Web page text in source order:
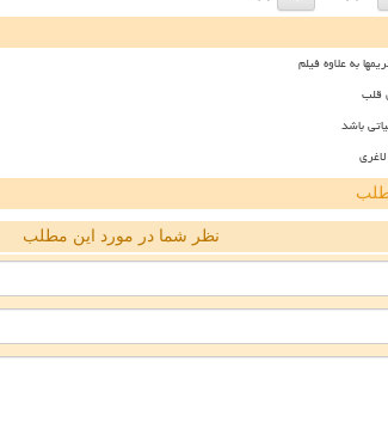
به علاوه فیلم
قلب
باشد
نظر شما در مورد این مطلب